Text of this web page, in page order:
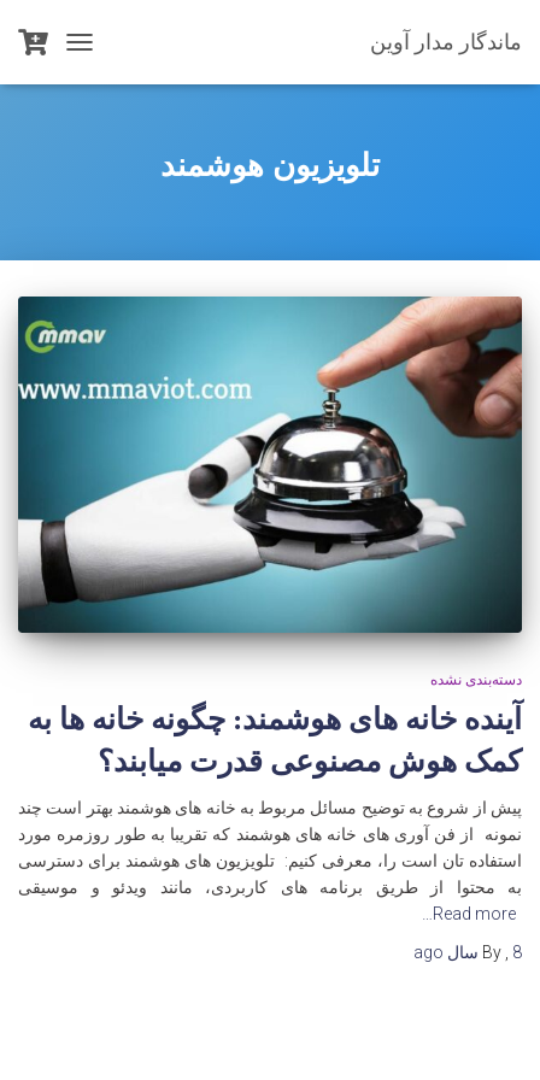
ماندگار مدار آوین
TOGGLE
NAVIGATION
تلویزیون هوشمند
دسته‌بندی نشده
آینده خانه های هوشمند: چگونه خانه ها به
کمک هوش مصنوعی قدرت میابند؟
پیش از شروع به توضیح مسائل مربوط به خانه های هوشمند بهتر است چند
نمونه از فن آوری های خانه های هوشمند که تقریبا به طور روزمره مورد
استفاده تان است را، معرفی کنیم: تلویزیون های هوشمند برای دسترسی
به محتوا از طریق برنامه های کاربردی، مانند ویدئو و موسیقی
Read more…
By
8 سال